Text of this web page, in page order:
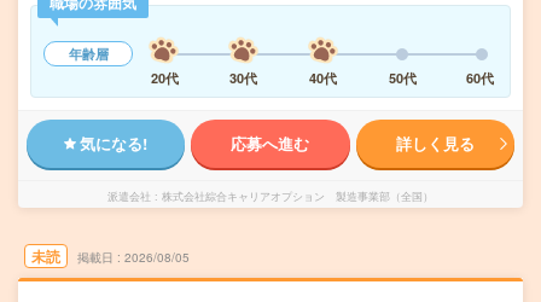
年齢層
20代
30代 40代 50代 60代
気になる! 応募へ進む 詳しく見る
派遣会社 株式会社綜合キャリアオプション 製造事業部（全国）
未読 掲載日 2026/08/05